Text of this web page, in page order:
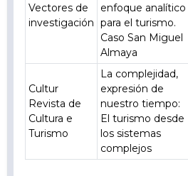
Vectores de
investigación
enfoque analítico
para el turismo.
Caso San Miguel
Almaya
Cultur
Revista de
Cultura e
Turismo
La complejidad,
expresión de
nuestro tiempo:
El turismo desde
los sistemas
complejos